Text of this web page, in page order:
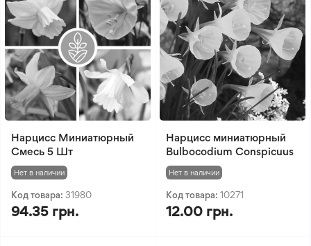
Нарцисс Миниатюрный
Смесь 5 Шт
Нет в наличии
Код товара: 31980
94.35 грн.
Нарцисс миниатюрный
Bulbocodium Conspicuus
Нет в наличии
Код товара: 10271
12.00 грн.